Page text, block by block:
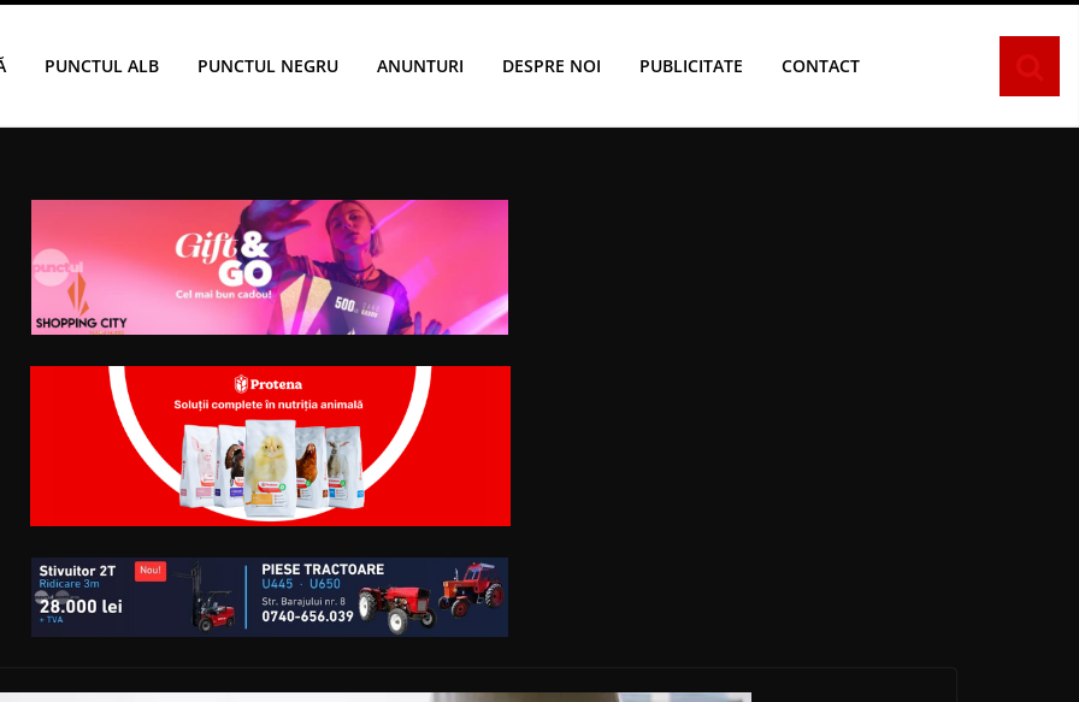
PUNCTUL ALB PUNCTUL NEGRU ANUNTURI DESPRE NOI PUBLICITATE CONTACT